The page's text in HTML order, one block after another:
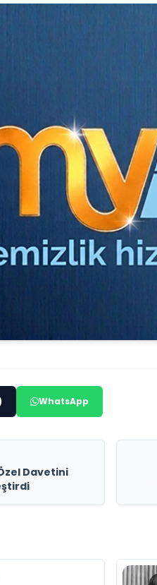
WhatsApp
Davetini